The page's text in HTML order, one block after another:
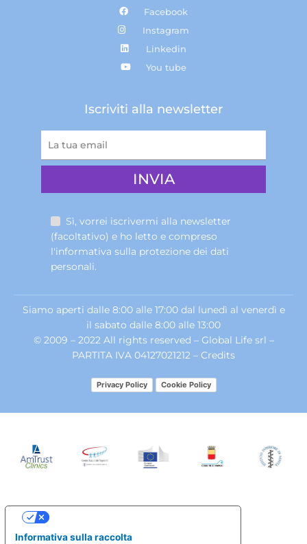
Facebook
Instagram
Linkedin
You tube
Iscriviti alla newsletter
Sì, vorrei iscrivermi alla newsletter
(facoltativo) e ho letto e compreso
l'informativa sulla protezione dei dati
personali.
Siamo aperti dalle 8:00 alle 17:00 dal lunedì al venerdì e
il sabato dalle 8:00 alle 13:00
© 2009 – 2022 All rights reserved – Global Life srl –
PARTITA IVA 04127021212 – Credits
Privacy Policy Cookie Policy
Informativa sulla raccolta